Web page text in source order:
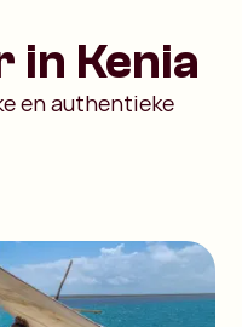
in Kenia
en authentieke